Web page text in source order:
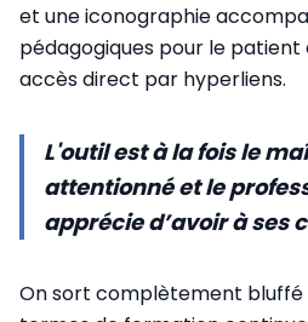
et une iconographie
pédagogiques pour le patient
accès direct par hyperliens.
L'outil est à la fois le
attentionné et le
apprécie d’avoir à ses
On sort complètement bluffé